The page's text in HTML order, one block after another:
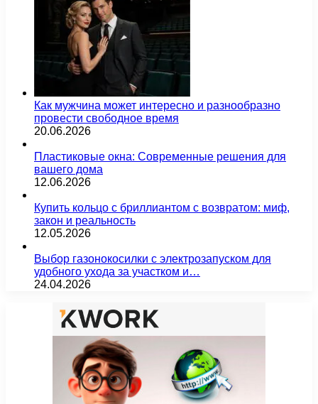
Как мужчина может интересно и разнообразно
провести свободное время
20.06.2026
Пластиковые окна: Современные решения для
вашего дома
12.06.2026
Купить кольцо с бриллиантом с возвратом: миф,
закон и реальность
12.05.2026
Выбор газонокосилки с электрозапуском для
удобного ухода за участком и…
24.04.2026